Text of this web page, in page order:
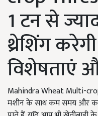
1 टन से
थ्रेशिंग
विशेषताएं
Mahindra Wheat Multi-
मशीन के साथ कम समय और